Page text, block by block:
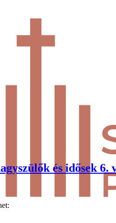
és idősek